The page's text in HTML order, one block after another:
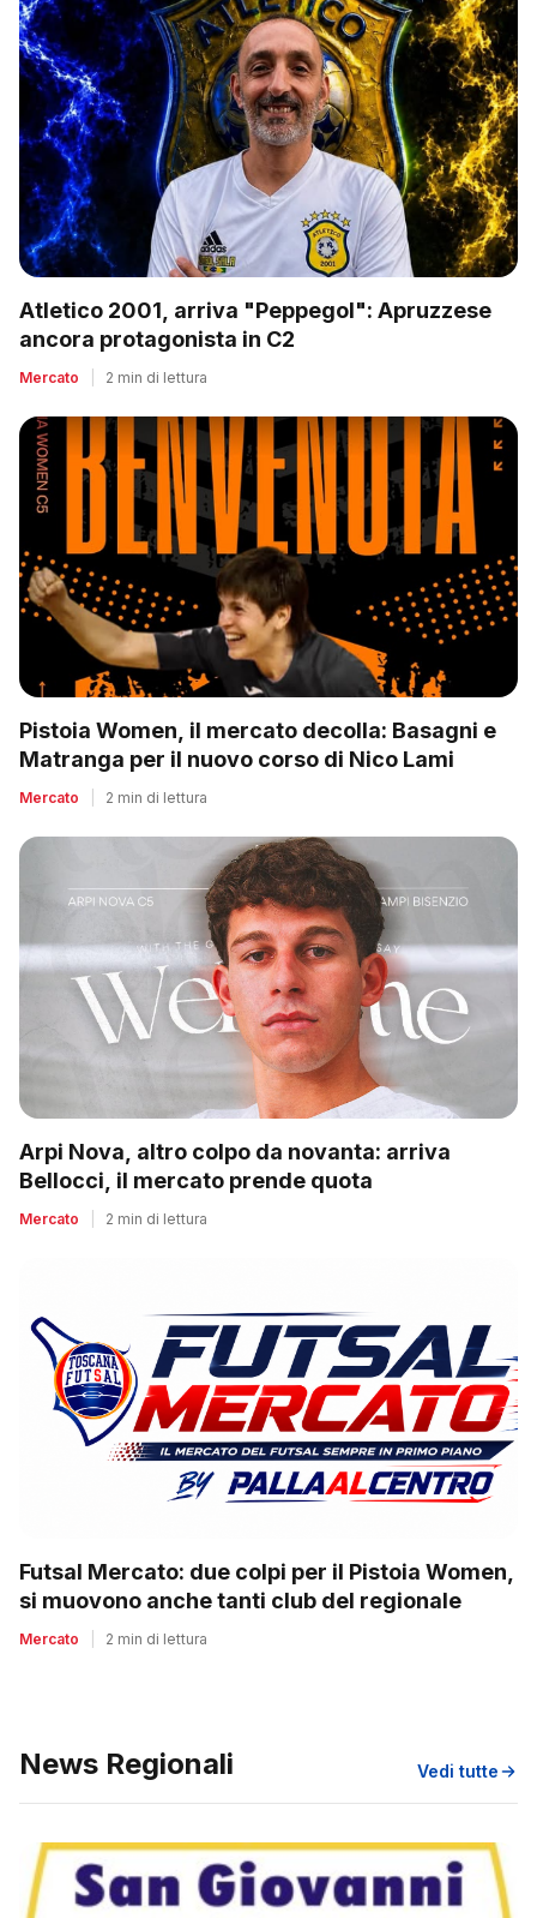
Atletico 2001, arriva "Peppegol": Apruzzese
ancora protagonista in C2
Mercato 2 min di lettura
Pistoia Women, il mercato decolla: Basagni e
Matranga per il nuovo corso di Nico Lami
Mercato 2 min di lettura
Arpi Nova, altro colpo da novanta: arriva
Bellocci, il mercato prende quota
Mercato 2 min di lettura
Futsal Mercato: due colpi per il Pistoia Women,
si muovono anche tanti club del regionale
Mercato 2 min di lettura
News Regionali Vedi tutte